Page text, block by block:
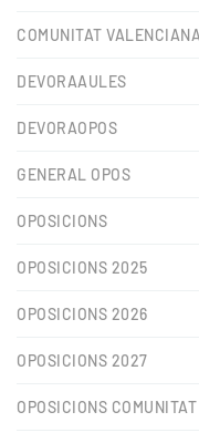
COMUNITAT VALENCIANA
DEVORAAULES
DEVORAOPOS
GENERAL OPOS
OPOSICIONS
OPOSICIONS 2025
OPOSICIONS 2026
OPOSICIONS 2027
OPOSICIONS